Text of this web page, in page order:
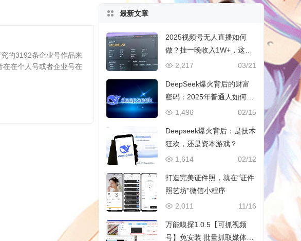
的3192条企业号作品来
在个人号或者企业号在
最新文章
2025视频号无人直播如何
做？挂一晚收入1W+，这份
教程，小白可做~
03/21
2,217
DeepSeek爆火背后的财富
密码：2025年普通人如何抓
住AI创业风口？
02/15
1,496
Deepseek爆火背后：是技术
狂欢，还是资本游戏？
02/12
1,614
打造完美证件照，就在“证件
照艺坊”微信小程序
11/16
2,011
万能嗅探1.0.5【可抓视频
号】免安装 批量抓取媒体文